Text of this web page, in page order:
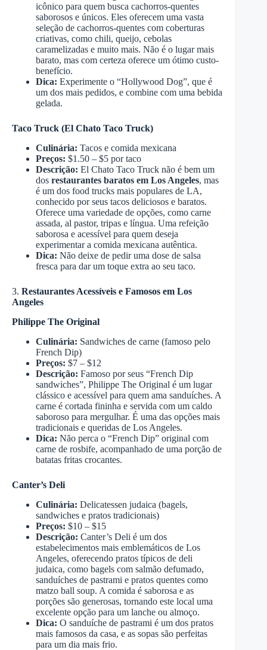
icônico para quem busca cachorros-quentes
saborosos e únicos. Eles oferecem uma vasta
seleção de cachorros-quentes com coberturas
criativas, como chili, queijo, cebolas
caramelizadas e muito mais. Não é o lugar mais
barato, mas com certeza oferece um ótimo custo-
benefício.
Dica: Experimente o “Hollywood Dog”, que é
um dos mais pedidos, e combine com uma bebida
gelada.
Taco Truck (El Chato Taco Truck)
Culinária: Tacos e comida mexicana
Preços: $1.50 – $5 por taco
Descrição: El Chato Taco Truck não é bem um
dos restaurantes baratos em Los Angeles, mas
é um dos food trucks mais populares de LA,
conhecido por seus tacos deliciosos e baratos.
Oferece uma variedade de opções, como carne
assada, al pastor, tripas e língua. Uma refeição
saborosa e acessível para quem deseja
experimentar a comida mexicana autêntica.
Dica: Não deixe de pedir uma dose de salsa
fresca para dar um toque extra ao seu taco.
3. Restaurantes Acessíveis e Famosos em Los
Angeles
Philippe The Original
Culinária: Sandwiches de carne (famoso pelo
French Dip)
Preços: $7 – $12
Descrição: Famoso por seus “French Dip
sandwiches”, Philippe The Original é um lugar
clássico e acessível para quem ama sanduíches. A
carne é cortada fininha e servida com um caldo
saboroso para mergulhar. É uma das opções mais
tradicionais e queridas de Los Angeles.
Dica: Não perca o “French Dip” original com
carne de rosbife, acompanhado de uma porção de
batatas fritas crocantes.
Canter’s Deli
Culinária: Delicatessen judaica (bagels,
sandwiches e pratos tradicionais)
Preços: $10 – $15
Descrição: Canter’s Deli é um dos
estabelecimentos mais emblemáticos de Los
Angeles, oferecendo pratos típicos de deli
judaica, como bagels com salmão defumado,
sanduíches de pastrami e pratos quentes como
matzo ball soup. A comida é saborosa e as
porções são generosas, tornando este local uma
excelente opção para um lanche ou almoço.
Dica: O sanduíche de pastrami é um dos pratos
mais famosos da casa, e as sopas são perfeitas
para um dia mais frio.